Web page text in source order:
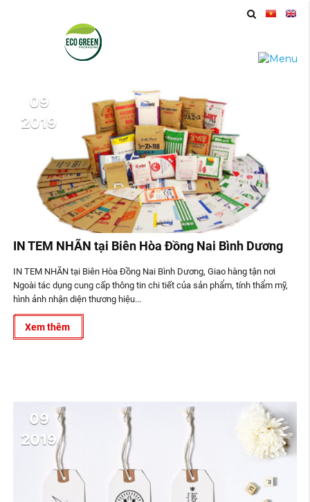
IN TEM NHÃN tại Biên Hòa Đồng Nai Bình Dương
IN TEM NHÃN tại Biên Hòa Đồng Nai Bình Dương, Giao hàng tận nơi
Ngoài tác dụng cung cấp thông tin chi tiết của sản phẩm, tính thẩm mỹ,
hình ảnh nhận diện thương hiệu...
Xem thêm
09
2019
09
2019